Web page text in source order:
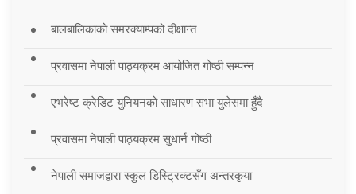
बालबालिकाको समरक्याम्पको दीक्षान्त
प्रवासमा नेपाली पाठ्यक्रम आयोजित गोष्ठी सम्पन्न
एभरेष्ट क्रेडिट युनियनको साधारण सभा युलेसमा हुँदै
प्रवासमा नेपाली पाठ्यक्रम सुधार्न गोष्ठी
नेपाली समाजद्वारा स्कुल डिस्ट्रिक्टसँग अन्तरकृया